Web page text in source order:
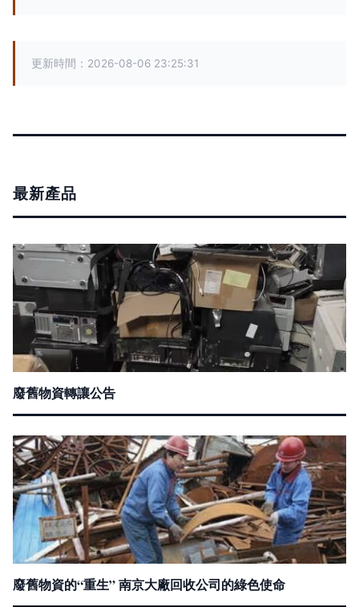
更新時間：2026-08-06 23:25:31
最新產品
廢舊物資轉讓公告
廢舊物資的“重生” 南京大廠回收公司的綠色使命